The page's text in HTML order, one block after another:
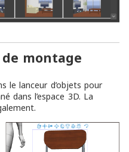
montage
le lanceur d’objets pour
dans l’espace 3D. La